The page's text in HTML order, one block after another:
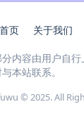
首页 关于我们
内容由用户自
本站联系。
© 2025. All